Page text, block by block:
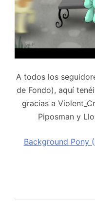
A todos los
de Fondo), aquí
gracias a
Piposman y
Background Pony